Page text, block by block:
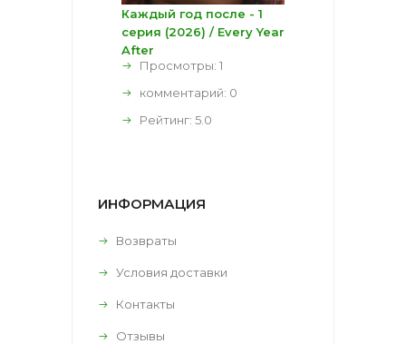
Каждый год после - 1
серия (2026) / Every Year
After
Просмотры: 1
комментарий: 0
Рейтинг: 5.0
ИНФОРМАЦИЯ
Возвраты
Условия доставки
Контакты
Отзывы